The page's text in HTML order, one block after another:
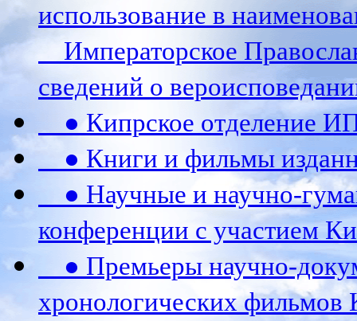
использование в
Императорское
сведений о
● Кипрское отделение
● Книги и фильмы
● Научные и научно-
конференции c участием
● Премьеры научно-
хронологических